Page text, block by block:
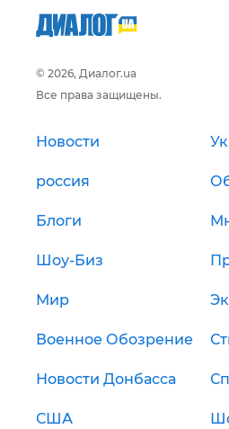
© 2026, Диалог.ua
Все права защищены.
Новости
россия
Блоги
Шоу-Биз
Мир
Военное Обозрение
Новости Донбасса
США